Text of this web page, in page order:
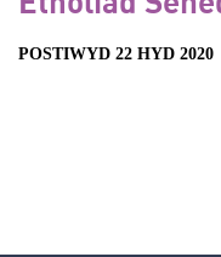
POSTIWYD 22 HYD 2020